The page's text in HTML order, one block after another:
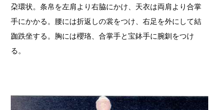
朶環状。条帛を左肩より右脇にかけ、天衣は両肩より合掌
手にかかる。腰には折返しの裳をつけ、右足を外にして結
跏跌坐する。胸には櫻珞、合掌手と宝鉢手に腕釧をつけ
る。